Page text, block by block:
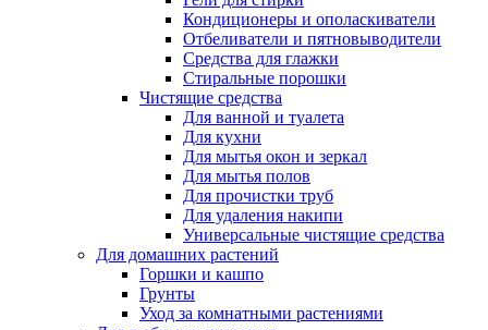
Кондиционеры и ополаскиватели
Отбеливатели и пятновыводители
Средства для глажки
Стиральные порошки
Чистящие средства
Для ванной и туалета
Для кухни
Для мытья окон и зеркал
Для мытья полов
Для прочистки труб
Для удаления накипи
Универсальные чистящие средства
Для домашних растений
Горшки и кашпо
Грунты
Уход за комнатными растениями